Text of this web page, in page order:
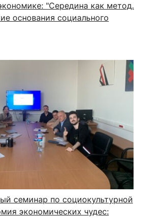
"Середина как метод.
основания социального
семинар по социокультурной
экономических чудес: